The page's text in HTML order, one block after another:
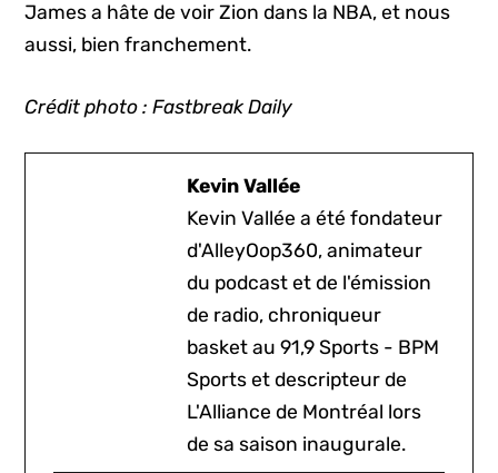
James a hâte de voir Zion dans la NBA, et nous
aussi, bien franchement.
Crédit photo : Fastbreak Daily
Kevin Vallée
Kevin Vallée a été fondateur
d'AlleyOop360, animateur
du podcast et de l'émission
de radio, chroniqueur
basket au 91,9 Sports - BPM
Sports et descripteur de
L'Alliance de Montréal lors
de sa saison inaugurale.